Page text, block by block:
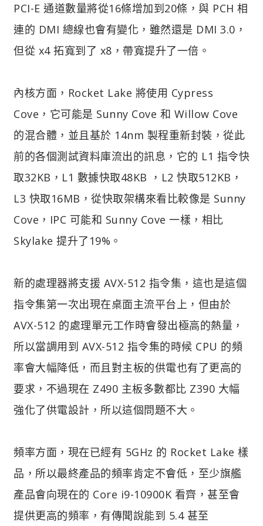
PCI-E 通道數量將從16條增加到20條，與 PCH 相
連的 DMI 總線也會有變化，雖然還是 DMI 3.0，
但從 x4 拓寬到了 x8，帶寬提升了一倍。
內核方面，Rocket Lake 將使用 Cypress
Cove，它可能是 Sunny Cove 和 Willow Cove
的混合體，並且基於 14nm 製程重新封裝，從此
前的各個測試資料庫流出的訊息，它的 L1 指令快
取32KB，L1 數據快取48KB ，L2 快取512KB，
L3 快取16MB，從快取架構來看比較像是 Sunny
Cove，IPC 可能和 Sunny Cove 一樣，相比
Skylake 提升了19%。
新的處理器將支援 AVX-512 指令集，這也是這個
指令集第一次出現在桌面主流平台上，但由於
AVX-512 的處理單元工作時會發出極高的熱量，
所以當調用到 AVX-512 指令集的時候 CPU 的頻
率會大幅降低，而且對主板的供電也有了更高的
要求，不過現在 Z490 主板多數都比 Z390 大幅
強化了供電設計，所以這個問題不大。
頻率方面，現在已經有 5GHz 的 Rocket Lake 樣
品，所以最終產品的頻率肯定不會低，至少旗艦
產品會向現在的 Core i9-10900K 看齊，甚至會
提供更高的頻率，有傳聞說能到 5.4 甚至